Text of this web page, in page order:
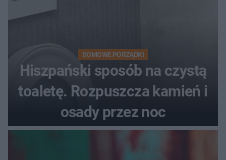
DOMOWE PORZĄDKI
Hiszpański sposób na czystą
toaletę. Rozpuszcza kamień i
osady przez noc